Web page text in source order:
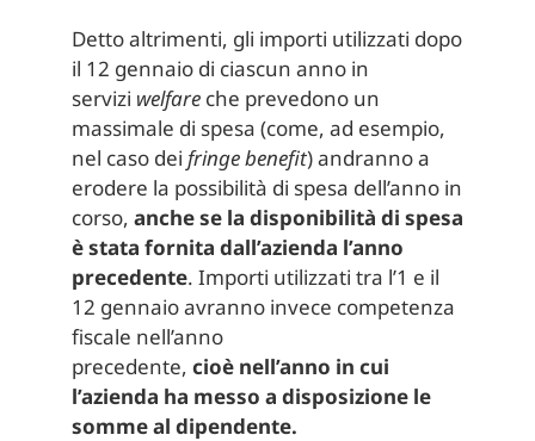
Detto altrimenti, gli importi utilizzati dopo
il 12 gennaio di ciascun anno in
servizi welfareche prevedono un
massimale di spesa (come, ad esempio,
nel caso dei fringe benefit) andranno a
erodere la possibilità di spesa dell’anno in
corso, anche se la disponibilità di spesa
è stata fornita dall’azienda l’anno
precedente. Importi utilizzati tra l’1 e il
12 gennaio avranno invece competenza
fiscale nell’anno
precedente, cioè nell’anno in cui
l’azienda ha messo a disposizione le
somme al dipendente.